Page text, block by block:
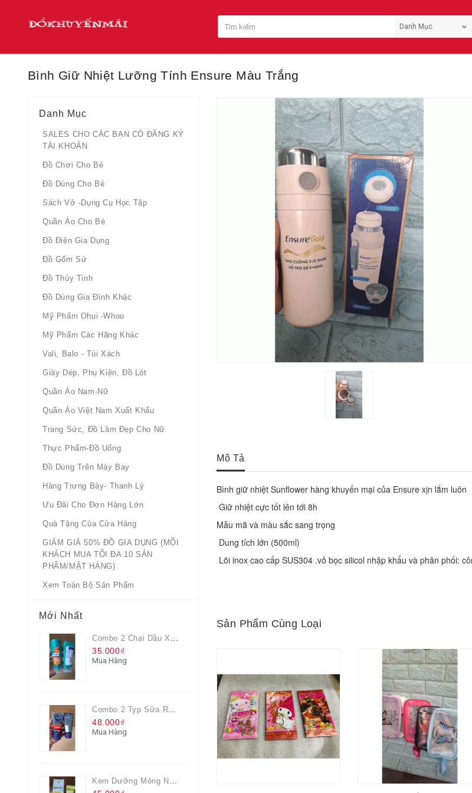
Bình Giữ Nhiệt Lưỡng Tính Ensure Màu Trắng
Danh Mục
SALES CHO CÁC BẠN CÓ ĐĂNG KÝ
TÀI KHOẢN
Đồ Chơi Cho Bé
Đồ Dùng Cho Bé
Sách Vở -dụng Cụ Học Tập
Quần Áo Cho Bé
Đồ Điện Gia Dụng
Đồ Gốm Sứ
Đồ Thủy Tinh
Đồ Dùng Gia Đình Khác
Mỹ Phẩm Ohui -whoo
Mỹ Phẩm Các Hãng Khác
Vali, Balo - Túi Xách
Giày Dép, Phụ Kiện, Đồ Lót
Quần Áo Nam-Nữ
Quần Áo Việt Nam Xuất Khẩu
Trang Sức, Đồ Làm Đẹp Cho Nữ
Thực Phẩm-Đồ Uống
Đồ Dùng Trên Máy Bay
Hàng Trưng Bày- Thanh Lý
Ưu Đãi Cho Đơn Hàng Lớn
Quà Tặng Của Cửa Hàng
GIẢM GIÁ 50% ĐỒ GIA DỤNG (MỖI
KHÁCH MUA TỐI ĐA 10 SẢN
PHẨM/MẶT HÀNG)
Xem Toàn Bộ Sản Phẩm
Mới Nhất
Combo 2 Chai Dầu Xả Rejoice 3IN1 Siêu Mềm Mượt Chai 60ML
35.000₫
Mua Hàng
Combo 2 Typ Sữa Rửa Mặt Nivea Men Giúp Giảm Mụn, Giảm Hư Tổn Da
48.000₫
Mua Hàng
Kem Dưỡng Mỏng Nhẹ Cấp Ẩm & Sáng Da Vitamin C 20ml
Mô Tả
Bình giữ nhiệt Sunflower hàng khuyến mại của Ensure xịn lắm luôn
Giữ nhiệt cực tốt lên tới 8h
Mẫu mã và màu sắc sang trọng
Dung tích lớn (500ml)
Lõi inox cao cấp SUS304 .vỏ bọc silicol nhập khẩu và phân phối:
Sản Phẩm Cùng Loại